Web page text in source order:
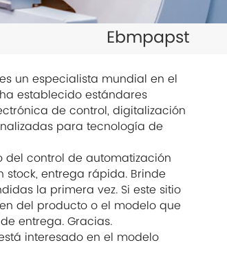
한국의
ไทย
Tiếng Việt
中文
Ebmpapst
un especialista mundial en el
establecido estándares
de control, digitalización
para tecnología de
del control de automatización
stock, entrega rápida. Brinde
la primera vez. Si este sitio
del producto o el modelo que
entrega. Gracias.
interesado en el modelo